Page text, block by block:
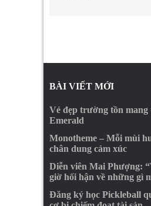
BÀI VIẾT MỚI
Vẻ đẹp trường tồn
Emerald
Monotheme – Mỗi mùi
chân dung cảm xúc
Diễn viên Mai Phượng:
giờ hối hận về những gì
Đăng ký học Pickleball